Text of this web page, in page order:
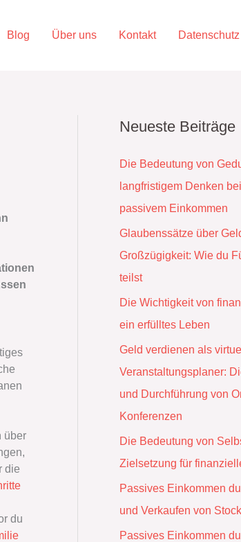
Blog Über uns Kontakt Datenschutz
über
die
du
Neueste Beiträge
Die Bedeutung von
langfristigem Denken
passivem Einkommen
Glaubenssätze über
Großzügigkeit: Wie du
teilst
Die Wichtigkeit von
ein erfülltes Leben
Geld verdienen als
Veranstaltungsplaner:
und Durchführung von
Konferenzen
Die Bedeutung von
Zielsetzung für
Passives Einkommen
und Verkaufen von
Passives Einkommen